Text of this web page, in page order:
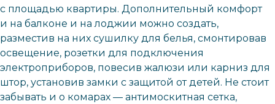
с площадью квартиры. Дополнительный комфорт
и на балконе и на лоджии можно создать,
разместив на них сушилку для белья, смонтировав
освещение, розетки для подключения
электроприборов, повесив жалюзи или карниз для
штор, установив замки с защитой от детей. Не стоит
забывать и о комарах — антимоскитная сетка,